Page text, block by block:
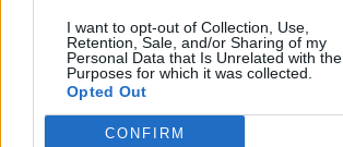
I want to opt-out of Collection, Use,
Retention, Sale, and/or Sharing of my
Personal Data that Is Unrelated with the
Purposes for which it was collected.
Opted Out
CONFIRM